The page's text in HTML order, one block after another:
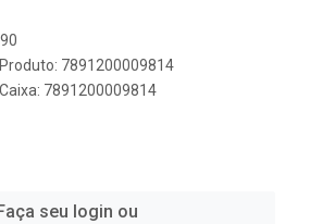
7891200009814
7891200009814
seu login ou